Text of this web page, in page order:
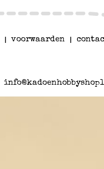
voorwaarden